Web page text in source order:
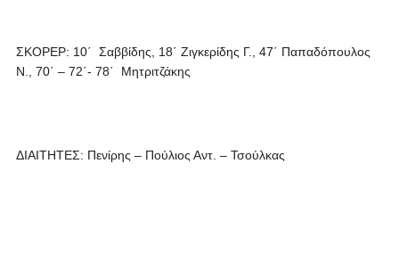
ΣΚΟΡΕΡ: 10΄ Σαββίδης, 18΄ Ζιγκερίδης Γ., 47΄ Παπαδόπουλος
Ν., 70΄ – 72΄- 78΄ Μητριτζάκης
ΔΙΑΙΤΗΤΕΣ: Πενίρης – Πούλιος Αντ. – Τσούλκας